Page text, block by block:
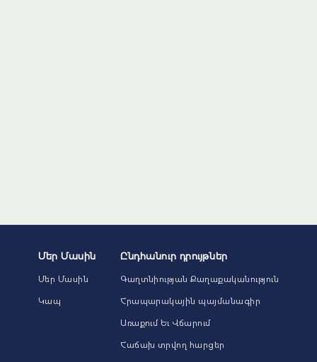
Մեր Մասին
Մեր Մասին
Կապ
Ընդհանուր դրույթներ
Գաղտնիության Քաղաքականություն
Հրապարակային պայմանագիր
Առաքում Եւ Վճարում
Հաճախ տրվող հարցեր